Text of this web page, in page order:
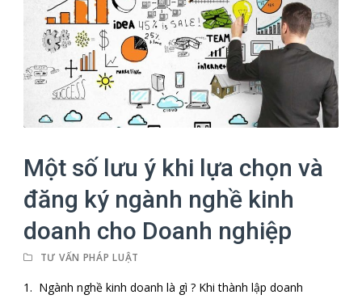
Một số lưu ý khi lựa chọn và
đăng ký ngành nghề kinh
doanh cho Doanh nghiệp
TƯ VẤN PHÁP LUẬT
1. Ngành nghề kinh doanh là gì ? Khi thành lập doanh